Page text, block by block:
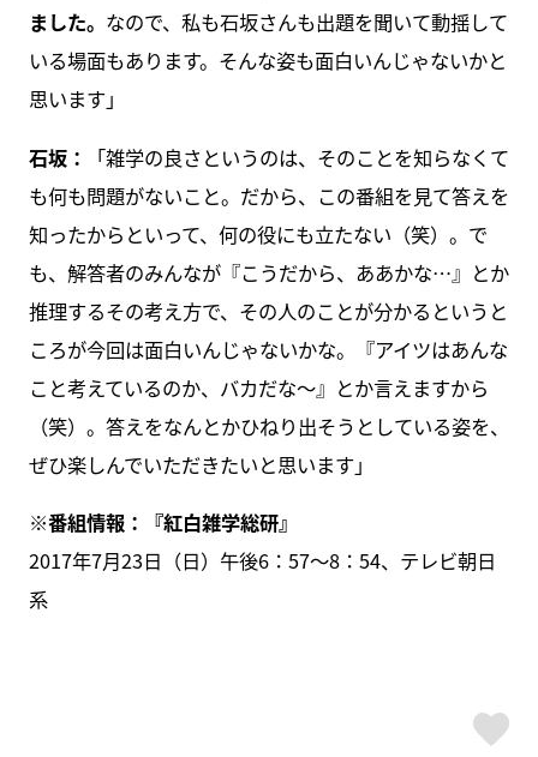
ました。 なので、私も石坂さんも出題を聞いて動揺して
いる場面もあります。そんな姿も面白いんじゃないかと
思います」
石坂：
「雑学の良さというのは、そのことを知らなくて
も何も問題がないこと。だから、この番組を見て答えを
知ったからといって、何の役にも立たない（笑）。で
も、解答者のみんなが『こうだから、ああかな…』とか
推理するその考え方で、その人のことが分かるというと
ころが今回は面白いんじゃないかな。『アイツはあんな
こと考えているのか、バカだな～』とか言えますから
（笑）。答えをなんとかひねり出そうとしている姿を、
ぜひ楽しんでいただきたいと思います」
※番組情報：『紅白雑学総研』
2017年7月23日（日）午後6：57〜8：54、テレビ朝日
系